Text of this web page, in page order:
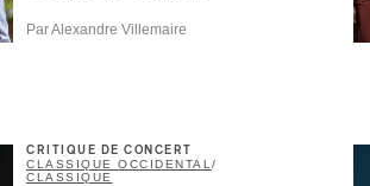
Par Alexandre Villemaire
CRITIQUE DE CONCERT
CLASSIQUE OCCIDENTAL/
CLASSIQUE